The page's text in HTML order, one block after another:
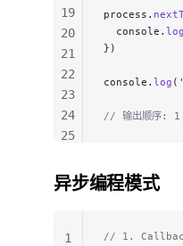
process.
  console.
log
})
console. log (
// 输出顺序:
19
20
21
22
23
24
25
27
异步编程模式
// 1. Callback
1